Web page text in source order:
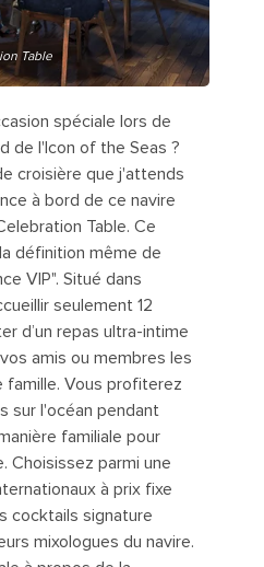
Table
spéciale lors de
de l'Icon of the Seas ?
croisière que j'attends
à bord de ce navire
Table. Ce
définition même de
VIP". Situé dans
seulement 12
d’un repas ultra-intime
amis ou membres les
Vous profiterez
sur l'océan pendant
familiale pour
Choisissez parmi une
à prix fixe
cocktails signature
mixologues du navire.